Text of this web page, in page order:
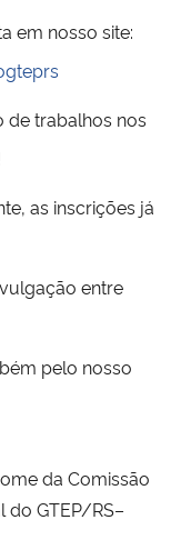
em nosso site:
de trabalhos nos
as inscrições já
entre
pelo nosso
da Comissão
do GTEP/RS–